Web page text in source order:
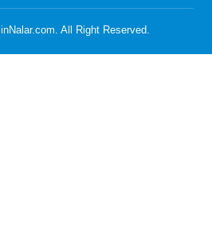
inNalar.com. All Right Reserved.